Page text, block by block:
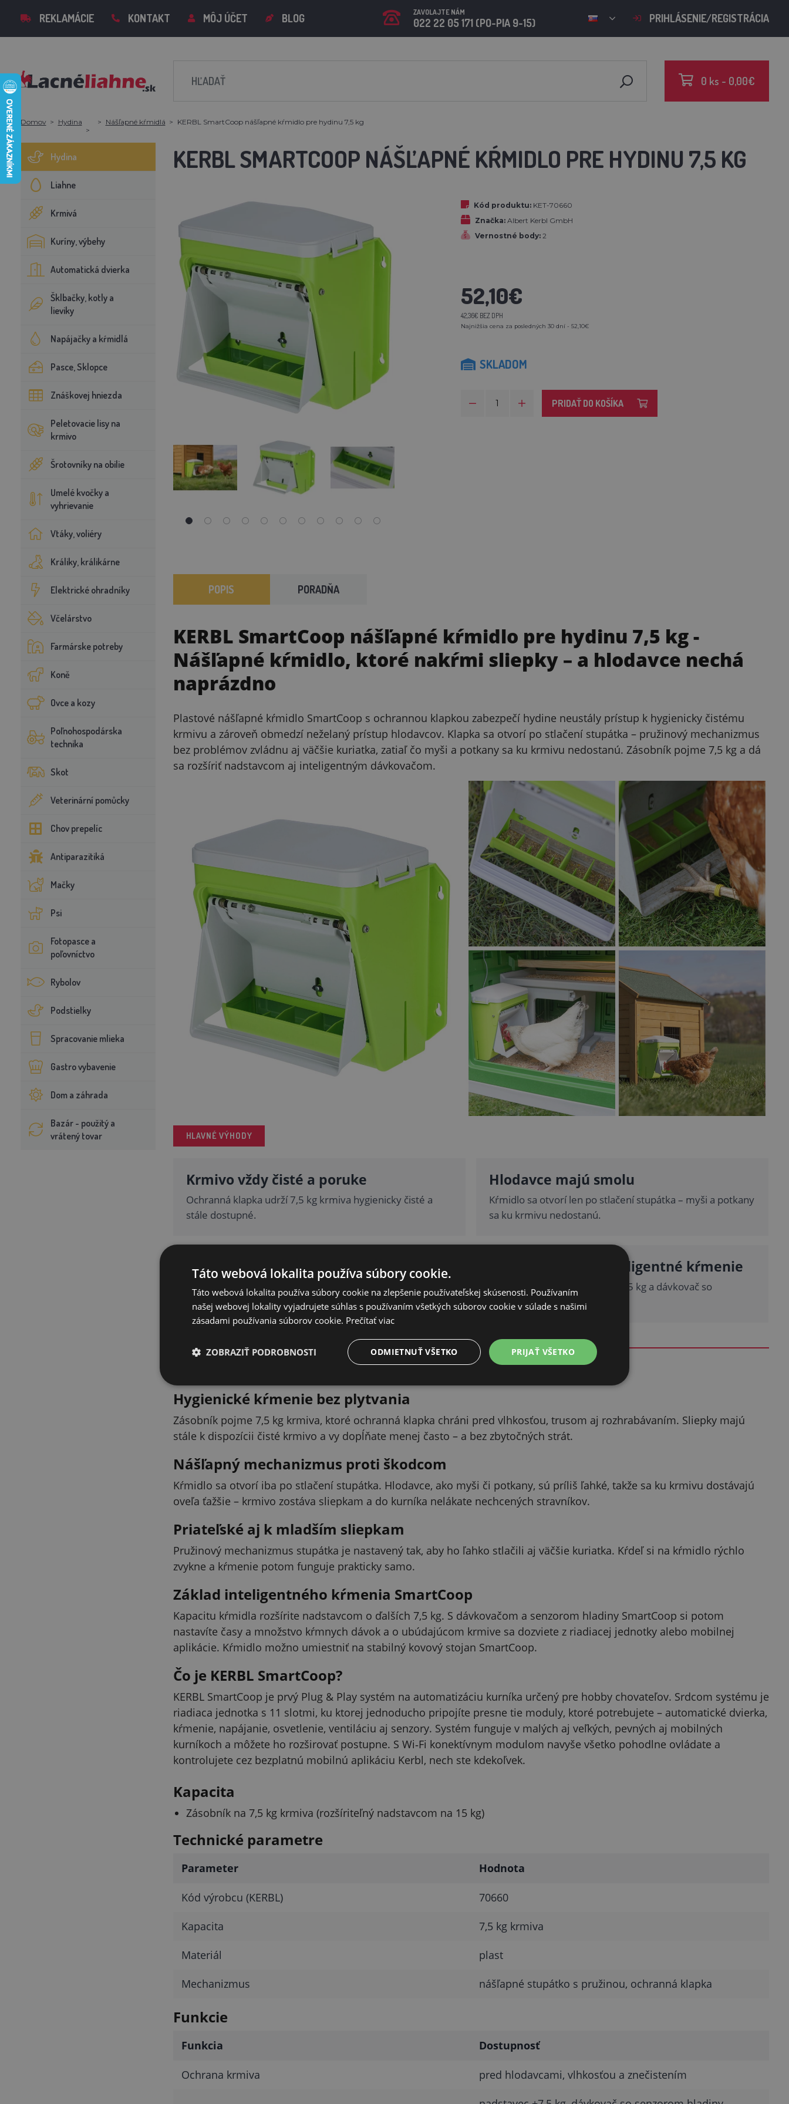
REKLAMÁCIE KONTAKT MÔJ ÚČET BLOG ZAVOLAJTE NÁM
022 22 05 171 (PO-PIA 9-15) PRIHLÁSENIE/REGISTRÁCIA
0 ks - 0,00€
Domov Hydina Nášľapné kŕmidlá KERBL SmartCoop nášľapné kŕmidlo pre hydinu 7,5 kg
Hydina
Liahne
Krmivá
Kuríny, výbehy
Automatická dvierka
Šklbačky, kotly a
lieviky
Napájačky a kŕmidlá
Pasce, Sklopce
Znáškovej hniezda
Peletovacie lisy na
krmivo
Šrotovníky na obilie
Umelé kvočky a
vyhrievanie
Vtáky, voliéry
Králiky, králikárne
Elektrické ohradníky
Včelárstvo
Farmárske potreby
Koně
Ovce a kozy
Poľnohospodárska
technika
Skot
Veterinární pomůcky
Chov prepelíc
Antiparazitiká
Mačky
Psi
Fotopasce a
poľovníctvo
Rybolov
Podstielky
Spracovanie mlieka
Gastro vybavenie
Dom a záhrada
Bazár - použitý a
vrátený tovar
KERBL SMARTCOOP NÁŠĽAPNÉ KŔMIDLO PRE HYDINU 7,5 KG
Kód produktu: KET-70660
Značka: Albert Kerbl GmbH
Vernostné body: 2
52,10€
42,36€ BEZ DPH
Najnižšia cena za posledných 30 dní - 52,10€
SKLADOM
PRIDAŤ DO KOŠÍKA
POPIS PORADŇA
KERBL SmartCoop nášľapné kŕmidlo pre hydinu 7,5 kg-
Nášľapné kŕmidlo, ktoré nakŕmi sliepky – a hlodavce nechá
naprázdno
Plastové nášľapné kŕmidlo SmartCoop s ochrannou klapkou zabezpečí hydine neustály prístup k hygienicky čistému
krmivu a zároveň obmedzí neželaný prístup hlodavcov. Klapka sa otvorí po stlačení stupátka – pružinový mechanizmus
bez problémov zvládnu aj väčšie kuriatka, zatiaľ čo myši a potkany sa ku krmivu nedostanú. Zásobník pojme 7,5 kg a dá
sa rozšíriť nadstavcom aj inteligentným dávkovačom.
HLAVNÉ VÝHODY
Krmivo vždy čisté a poruke
Ochranná klapka udrží 7,5 kg krmiva hygienicky čisté a
stále dostupné.
Hlodavce majú smolu
Kŕmidlo sa otvorí len po stlačení stupátka – myši a potkany
sa ku krmivu nedostanú.
Zvládnu ho aj kuriatka
Vďaka pružinovému mechanizmu stlačia stupátko bez
problémov aj väčšie kuriatka.
Dá sa rozšíriť na inteligentné kŕmenie
Možno doplniť o nadstavec +7,5 kg a dávkovač so
senzorom hladiny SmartCoop.
PODROBNÝ POPIS
Skryť
Hygienické kŕmenie bez plytvania
Zásobník pojme 7,5 kg krmiva, ktoré ochranná klapka chráni pred vlhkosťou, trusom aj rozhrabávaním. Sliepky majú
stále k dispozícii čisté krmivo a vy dopĺňate menej často – a bez zbytočných strát.
Nášľapný mechanizmus proti škodcom
Kŕmidlo sa otvorí iba po stlačení stupátka. Hlodavce, ako myši či potkany, sú príliš ľahké, takže sa ku krmivu dostávajú
oveľa ťažšie – krmivo zostáva sliepkam a do kurníka nelákate nechcených stravníkov.
Priateľské aj k mladším sliepkam
Pružinový mechanizmus stupátka je nastavený tak, aby ho ľahko stlačili aj väčšie kuriatka. Kŕdeľ si na kŕmidlo rýchlo
zvykne a kŕmenie potom funguje prakticky samo.
Základ inteligentného kŕmenia SmartCoop
Kapacitu kŕmidla rozšírite nadstavcom o ďalších 7,5 kg. S dávkovačom a senzorom hladiny SmartCoop si potom
nastavíte časy a množstvo kŕmnych dávok a o ubúdajúcom krmive sa dozviete z riadiacej jednotky alebo mobilnej
aplikácie. Kŕmidlo možno umiestniť na stabilný kovový stojan SmartCoop.
Čo je KERBL SmartCoop?
KERBL SmartCoop je prvý Plug & Play systém na automatizáciu kurníka určený pre hobby chovateľov. Srdcom systému je
riadiaca jednotka s 11 slotmi, ku ktorej jednoducho pripojíte presne tie moduly, ktoré potrebujete – automatické dvierka,
kŕmenie, napájanie, osvetlenie, ventiláciu aj senzory. Systém funguje v malých aj veľkých, pevných aj mobilných
kurníkoch a môžete ho rozširovať postupne. S Wi‑Fi konektívnym modulom navyše všetko pohodlne ovládate a
kontrolujete cez bezplatnú mobilnú aplikáciu Kerbl, nech ste kdekoľvek.
Kapacita
Zásobník na 7,5 kg krmiva (rozšíriteľný nadstavcom na 15 kg)
Technické parametre
Parameter Hodnota
Kód výrobcu (KERBL) 70660
Kapacita 7,5 kg krmiva
Materiál plast
Mechanizmus nášľapné stupátko s pružinou, ochranná klapka
Funkcie
Funkcia Dostupnosť
Ochrana krmiva pred hlodavcami, vlhkosťou a znečistením
Táto webová lokalita používa súbory cookie.
Táto webová lokalita používa súbory cookie na zlepšenie používateľskej skúsenosti. Používaním
našej webovej lokality vyjadrujete súhlas s používaním všetkých súborov cookie v súlade s našimi
zásadami používania súborov cookie. Prečítať viac
PRIJAŤ VŠETKO
ODMIETNUŤ VŠETKO
ZOBRAZIŤ PODROBNOSTI